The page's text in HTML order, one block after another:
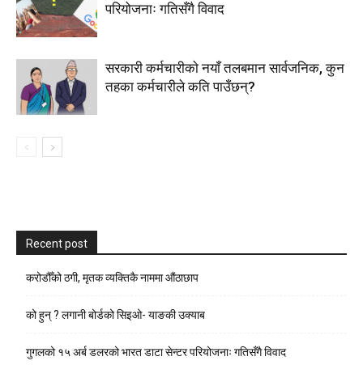
परियोजनाः गतिसँगै विवाद
सरकारी कर्मचारीकाे नयाँ तलबमान सार्वजनिक, कुन
तहका कर्मचारीले कति पाउँछन्?
Recent post
करोडौँको ठगी, मृतक व्यक्तिकै नाममा औंठाछाप
को हुन् ? लगानी बोर्डको सिइओ- याङकी उक्याब
गुगलको १५ अर्ब डलरको भारत डाटा सेन्टर परियोजनाः गतिसँगै विवाद